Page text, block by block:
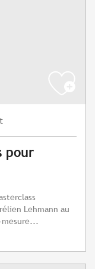
pour
Lehmann au
mesure...